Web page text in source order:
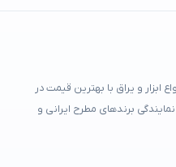
ابزار و یراق با بهترین قیمت در
برندهای مطرح ایرانی و